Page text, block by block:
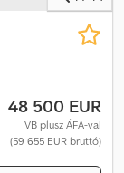
48 500 EUR
VB plusz ÁFA-val
(59 655 EUR bruttó)